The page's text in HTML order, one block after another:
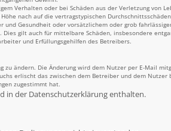
Verhalten oder bei Schäden aus der Verletzung
nach auf die vertragstypischen
Gesundheit oder vorsätzlichem oder grob
gilt auch für mittelbare Schäden, insbesondere
und Erfüllungsgehilfen des Betreibers.
zu ändern. Die Änderung wird dem Nutzer per E-Mail
erlischt das zwischen dem Betreiber und dem
zugestimmt hat.
in der Datenschutzerklärung enthalten.